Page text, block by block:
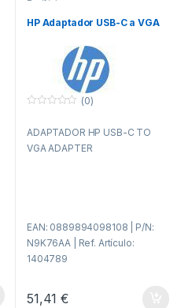
Periféricos
HP Adaptador USB-C a VGA
u
r
(0)
ADAPTADOR HP USB-C TO
VGA ADAPTER
EAN: 0889894098108 | P/N:
N9K76AA | Ref. Artículo:
1404789
51,41€